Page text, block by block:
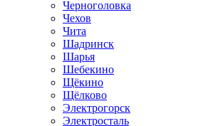
Черноголовка
Чехов
Чита
Шадринск
Шарья
Шебекино
Щёкино
Щёлково
Электрогорск
Электросталь